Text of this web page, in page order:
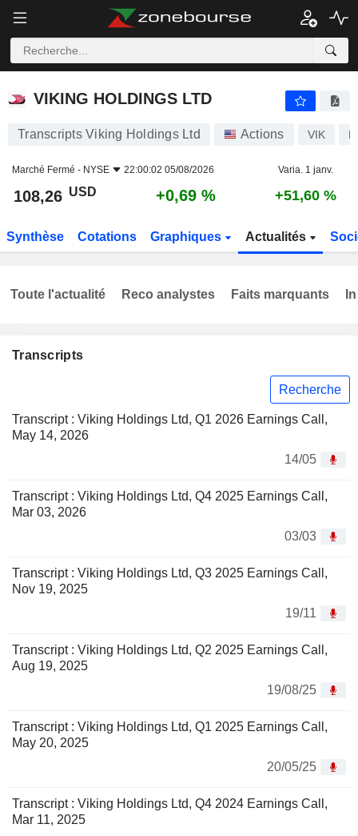
VIKING HOLDINGS LTD
VIKING HOLDINGS LTD
Transcripts Viking Holdings Ltd Actions VIK
Marché Fermé - NYSE 22:00:02 05/08/2026 Varia. 1 janv.
108,26 USD +0,69 % +51,60 %
Synthèse Cotations Graphiques Actualités
Transcripts
Recherche
Transcript : Viking Holdings Ltd, Q1 2026 Earnings Call,
May 14, 2026
14/05
Transcript : Viking Holdings Ltd, Q4 2025 Earnings Call,
Mar 03, 2026
03/03
Transcript : Viking Holdings Ltd, Q3 2025 Earnings Call,
Nov 19, 2025
19/11
Transcript : Viking Holdings Ltd, Q2 2025 Earnings Call,
Aug 19, 2025
19/08/25
Transcript : Viking Holdings Ltd, Q1 2025 Earnings Call,
May 20, 2025
20/05/25
Transcript : Viking Holdings Ltd, Q4 2024 Earnings Call,
Mar 11, 2025
Toute l'actualité Reco analystes Faits marquants